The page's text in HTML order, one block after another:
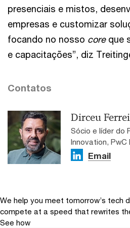
presenciais e mistos,
empresas e customizar
focando no nosso coreque
e capacitações”, diz
Contatos
Dirceu
Sócio e líder do
Innovation, PwC
Email
We help you meet tomorrow’s tech
compete at a speed that rewrites
See how